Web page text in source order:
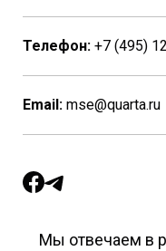
Телефон: +7 (495)
Email: mse@quarta.ru
Мы отвечаем в